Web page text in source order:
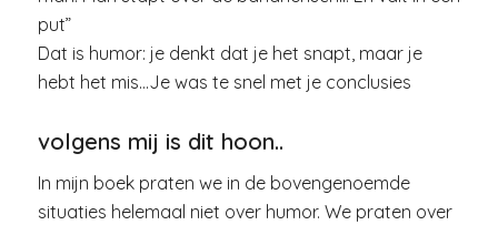
put”
Dat is humor: je denkt dat je het snapt, maar je
hebt het mis…Je was te snel met je conclusies
volgens mij is dit hoon..
In mijn boek praten we in de bovengenoemde
situaties helemaal niet over humor. We praten over